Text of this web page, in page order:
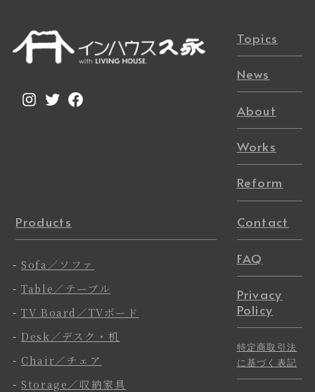
Instagram
TwitterFacebook
Topics
News
About
Works
Reform
Products
-Sofa／ソファ
-Table／テーブル
-TV Board／TVボード
-Desk／デスク・机
- Chair／チェア
-Storage／収納家具
Contact
FAQ
Privacy
Policy
特定商取引法
に基づく表記